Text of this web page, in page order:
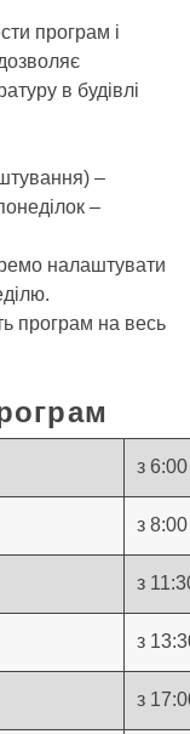
програм і
в будівлі
–
–
налаштувати
програм на весь
з 6:00
з 8:00
з
з
з